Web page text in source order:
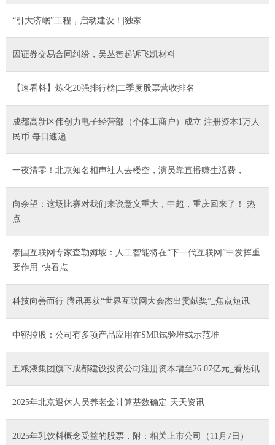
“引大济岷”工程，启动建设！|独家
因证券交易合同纠纷，吴丛智起诉飞凯材料
【速看料】炼化20强排行榜|二季度股票营收排名
成都高新区伟创力电子经营部（个体工商户）成立 注册资本1万人
民币 每日速递
一夜清零！北京知名相声社人去楼空，演员靠直播赚生活费，
向余望：这场比赛对我们来说意义重大，中超，重庆回来了！ 热
点
泰国互联网专家查勒姆坡：人工智能将在“下一代互联网”中发挥重
要作用_快看点
科技向善而行 腾讯再获“世界互联网大会杰出贡献奖”_焦点短讯
中密控股：公司有多项产品应用在SMR试验堆或示范堆
五粮液集团旗下成都建设投资公司注册资本增至26.07亿元_看热讯
2025年北京退休人员养老金计算基数确定-天天资讯
2025年乳饮料概念受益的股票，附：相关上市公司（11月7日）